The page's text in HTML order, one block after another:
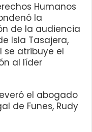
Humanos
la
de la audiencia
Isla Tasajera,
se atribuye el
al líder
el abogado
de Funes, Rudy